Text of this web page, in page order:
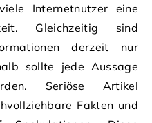
Internetnutzer eine
Gleichzeitig sind
derzeit nur
sollte jede Aussage
Seriöse Artikel
Fakten und